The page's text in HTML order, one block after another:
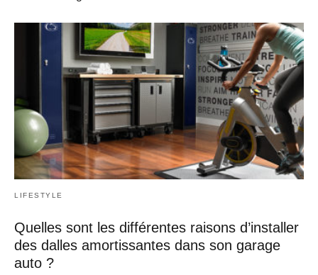
LIFESTYLE
Quelles sont les différentes raisons d’installer
des dalles amortissantes dans son garage
auto ?